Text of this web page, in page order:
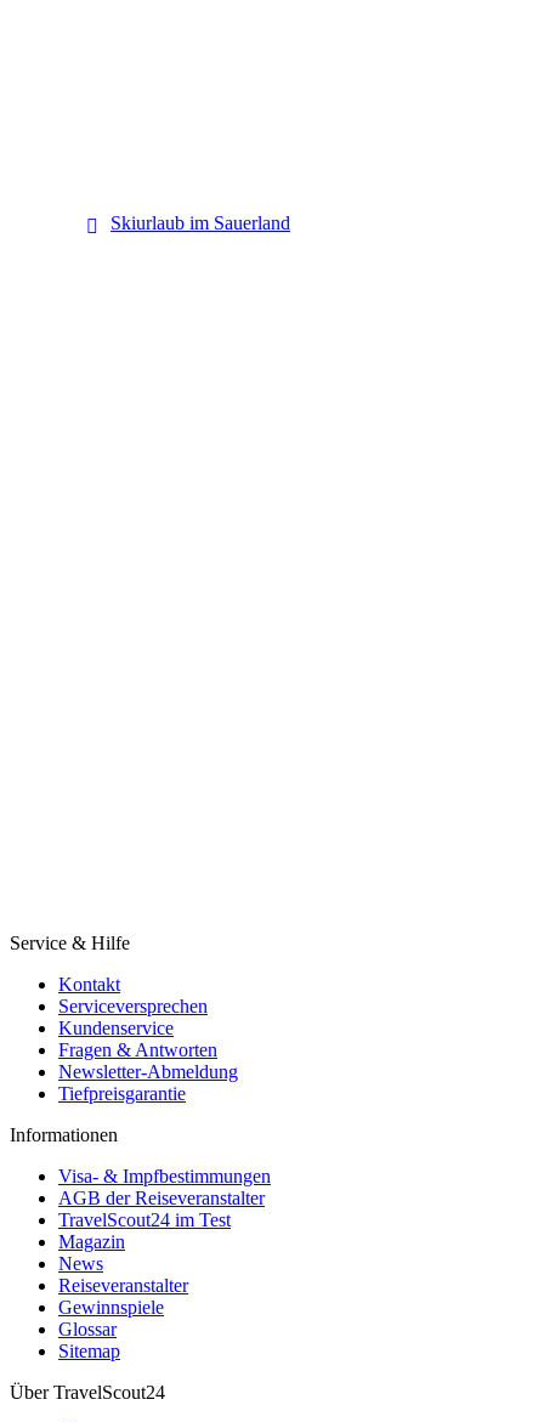
Skiurlaub im Sauerland
Service & Hilfe
Kontakt
Serviceversprechen
Kundenservice
Fragen & Antworten
Newsletter-Abmeldung
Tiefpreisgarantie
Informationen
Visa- & Impfbestimmungen
AGB der Reiseveranstalter
TravelScout24 im Test
Magazin
News
Reiseveranstalter
Gewinnspiele
Glossar
Sitemap
Über TravelScout24